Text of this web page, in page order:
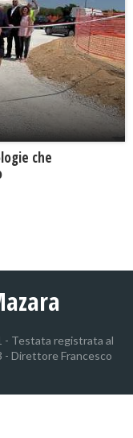
che
- Testata registrata al
- Direttore Francesco